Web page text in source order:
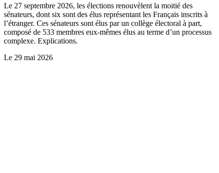
Le 27 septembre 2026, les élections renouvèlent la moitié des
sénateurs, dont six sont des élus représentant les Français inscrits à
l’étranger. Ces sénateurs sont élus par un collège électoral à part,
composé de 533 membres eux-mêmes élus au terme d’un processus
complexe. Explications.
Le 29 mai 2026